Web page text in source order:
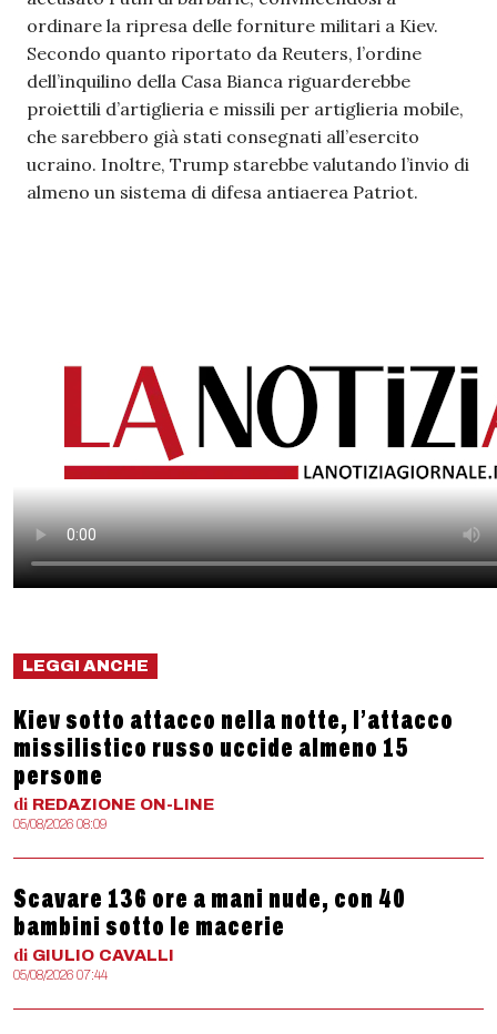
ordinare la ripresa delle forniture militari a Kiev.
Secondo quanto riportato da Reuters, l’ordine
dell’inquilino della Casa Bianca riguarderebbe
proiettili d’artiglieria e missili per artiglieria mobile,
che sarebbero già stati consegnati all’esercito
ucraino. Inoltre, Trump starebbe valutando l’invio di
almeno un sistema di difesa antiaerea Patriot.
LEGGI ANCHE
Kiev sotto attacco nella notte, l’attacco
missilistico russo uccide almeno 15
persone
di REDAZIONE ON-LINE
05/08/2026 08:09
Scavare 136 ore a mani nude, con 40
bambini sotto le macerie
di GIULIO CAVALLI
05/08/2026 07:44